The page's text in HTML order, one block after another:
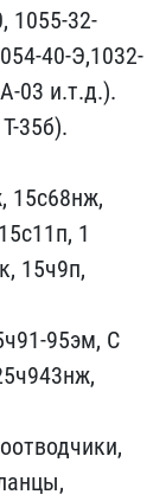
1055-32-
40-Э,1032-
03 и.т.д.).
35б).
15​с68нж,
1​
15ч9п,
95эм, С​